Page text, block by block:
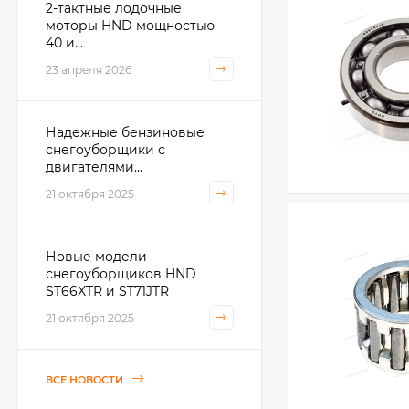
2-тактные лодочные
моторы HND мощностью
40 и...
23 апреля 2026
Надежные бензиновые
снегоуборщики с
двигателями...
21 октября 2025
Новые модели
снегоуборщиков HND
ST66XTR и ST71JTR
21 октября 2025
ВСЕ НОВОСТИ